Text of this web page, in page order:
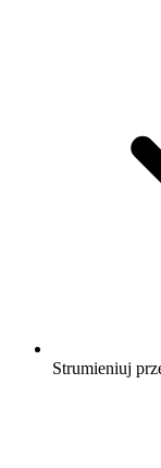
Strumieniuj